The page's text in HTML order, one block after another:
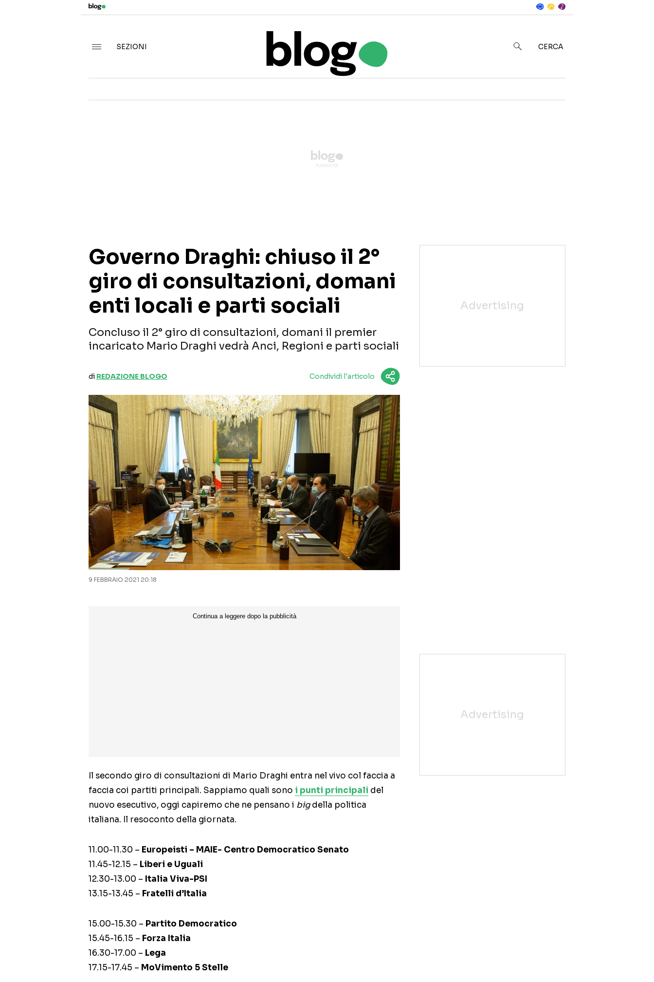
SEZIONI
CERCA
Governo Draghi: chiuso il 2°
giro di consultazioni, domani
enti locali e parti sociali
Concluso il 2° giro di consultazioni, domani il premier
incaricato Mario Draghi vedrà Anci, Regioni e parti sociali
di REDAZIONE BLOGO Condividi l'articolo
9 FEBBRAIO 2021 20:18
Il secondo giro di consultazioni di Mario Draghi entra nel vivo col faccia a
faccia coi partiti principali. Sappiamo quali sono i punti principali del
nuovo esecutivo, oggi capiremo che ne pensano i bigdella politica
italiana. Il resoconto della giornata.
11.00-11.30 – Europeisti – MAIE- Centro Democratico Senato
11.45-12.15 – Liberi e Uguali
12.30-13.00 – Italia Viva-PSI
13.15-13.45 – Fratelli d’Italia
15.00-15.30 – Partito Democratico
15.45-16.15 – Forza Italia
16.30-17.00 – Lega
17.15-17.45 – MoVimento 5 Stelle